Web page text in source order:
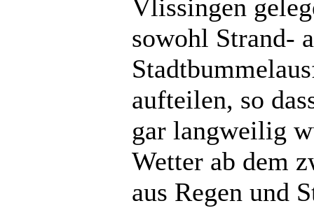
Vlissingen
sowohl Strand-
aufteilen, so
gar langweilig
Wetter ab dem
aus Regen und